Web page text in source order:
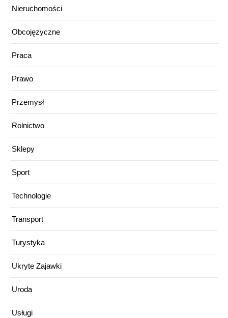
Nieruchomości
Obcojęzyczne
Praca
Prawo
Przemysł
Rolnictwo
Sklepy
Sport
Technologie
Transport
Turystyka
Ukryte Zajawki
Uroda
Usługi